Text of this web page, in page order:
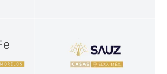
en venta en Morelos
Sauz
Casas en venta en Estado de